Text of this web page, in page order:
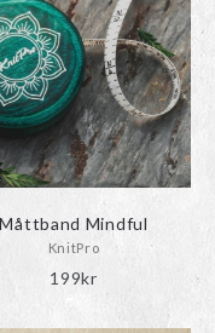
Måttband Mindful
KnitPro
199kr
Den